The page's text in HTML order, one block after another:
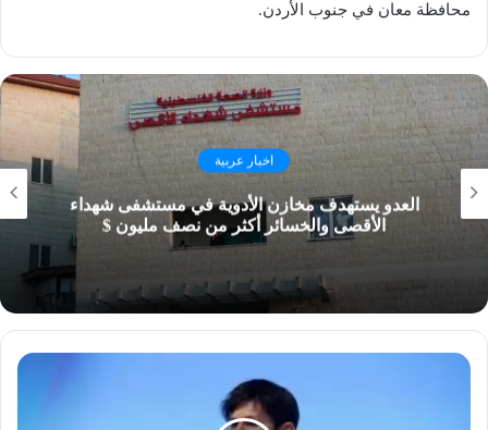
محافظة معان في جنوب الأردن.
اخبار عربية
العدو يستهدف مخازن الأدوية في مستشفى شهداء
الأقصى والخسائر أكثر من نصف مليون $